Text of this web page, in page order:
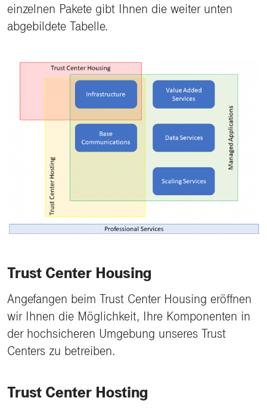
einzelnen Pakete gibt Ihnen die weiter unten
abgebildete Tabelle.
Trust Center Housing
Angefangen beim Trust Center Housing eröffnen
wir Ihnen die Möglichkeit, Ihre Komponenten in
der hochsicheren Umgebung unseres Trust
Centers zu betreiben.
Trust Center Hosting